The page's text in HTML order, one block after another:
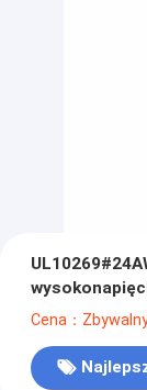
XLPE dla
Cena：